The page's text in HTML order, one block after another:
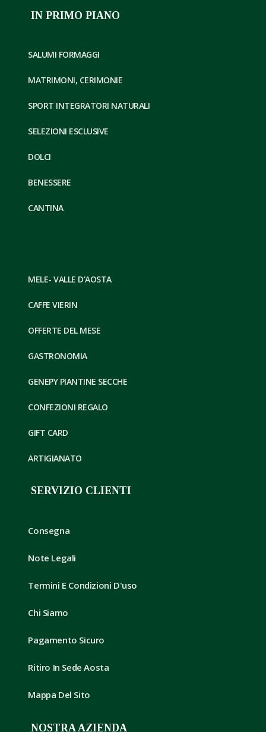
IN PRIMO PIANO
SALUMI FORMAGGI
MATRIMONI, CERIMONIE
SPORT INTEGRATORI NATURALI
SELEZIONI ESCLUSIVE
DOLCI
BENESSERE
CANTINA
MELE- VALLE D'AOSTA
CAFFE VIERIN
OFFERTE DEL MESE
GASTRONOMIA
GENEPY PIANTINE SECCHE
CONFEZIONI REGALO
GIFT CARD
ARTIGIANATO
SERVIZIO CLIENTI
Consegna
Note Legali
Termini E Condizioni D'uso
Chi Siamo
Pagamento Sicuro
Ritiro In Sede Aosta
Mappa Del Sito
NOSTRA AZIENDA